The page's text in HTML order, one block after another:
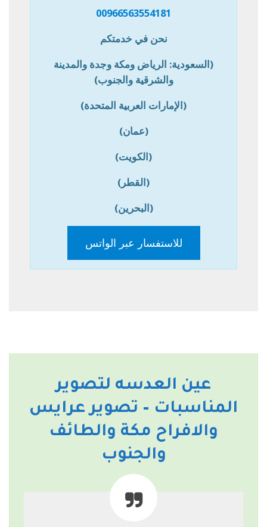
00966563554181
نحن في خدمتكم
(السعودية: الرياض ومكة وجدة والمدينة
والشرقية والجنوب)
(الإمارات العربية المتحدة)
(عمان)
(الكويت)
(القطر)
(البحرين)
للاستفسار عبر الواتس
عين العدسه لتصوير
المناسبات – تصوير عرايس
والافراح مكة والطائف
والجنوب